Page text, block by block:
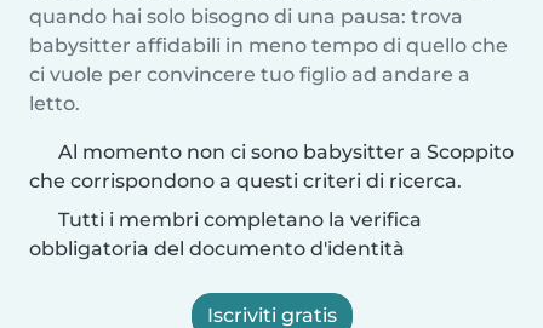
quando hai solo bisogno di una pausa: trova
babysitter affidabili in meno tempo di quello che
ci vuole per convincere tuo figlio ad andare a
letto.
Al momento non ci sono babysitter a Scoppito
che corrispondono a questi criteri di ricerca.
Tutti i membri completano la verifica
obbligatoria del documento d'identità
Iscriviti gratis